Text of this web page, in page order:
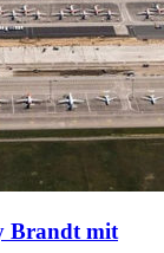
Brandt mit